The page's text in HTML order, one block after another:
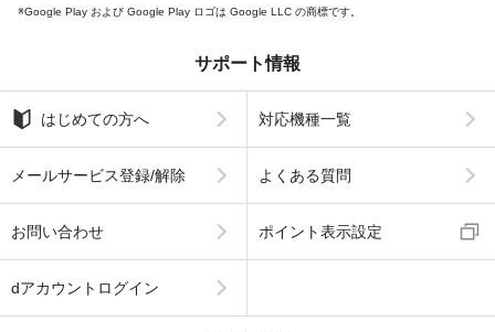
Google Play および Google Play ロゴは Google LLC の商標です。
サポート情報
はじめての方へ 対応機種一覧
メールサービス登録/解除 よくある質問
お問い合わせ ポイント表示設定
dアカウントログイン